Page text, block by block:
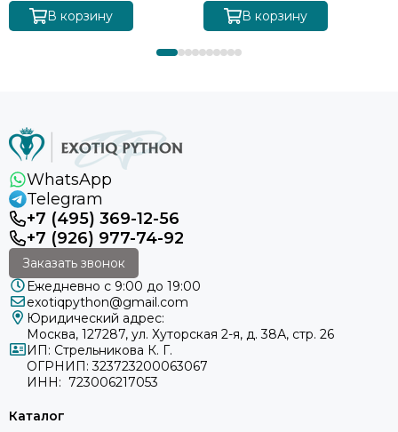
В корзину В корзину
WhatsApp
Telegram
+7 (495) 369-12-56
+7 (926) 977-74-92
Заказать звонок
Ежедневно с 9:00 до 19:00
exotiqpython@gmail.com
Юридический адрес:
Москва, 127287, ул. Хуторская 2-я, д. 38А, стр. 26
ИП: Стрельникова К. Г.
ОГРНИП: 323723200063067
ИНН: 723006217053
Каталог